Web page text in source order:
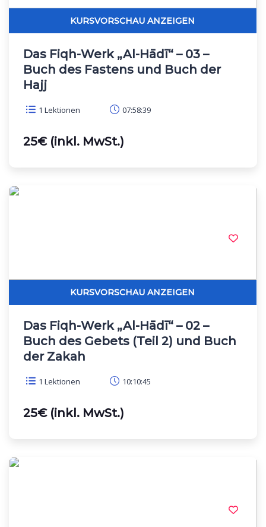
Das Fiqh-Werk „Al-Hādī“ – 03 –
Buch des Fastens und Buch der
Hajj
1 Lektionen 07:58:39
25€ (inkl. MwSt.)
Das Fiqh-Werk „Al-Hādī“ – 02 –
Buch des Gebets (Teil 2) und Buch
der Zakah
1 Lektionen 10:10:45
25€ (inkl. MwSt.)